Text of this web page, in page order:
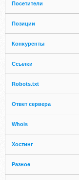
Посетители
Позиции
Конкуренты
Ссылки
Robots.txt
Ответ сервера
Whois
Хостинг
Разное